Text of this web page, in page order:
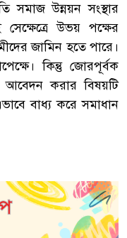
সমাজ উন্নয়ন সংস্থার
উভয় পক্ষের
জামিন হতে পারে।
কিন্তু জোরপূর্বক
আবেদন করার বিষয়টি
বাধ্য করে সমাধান